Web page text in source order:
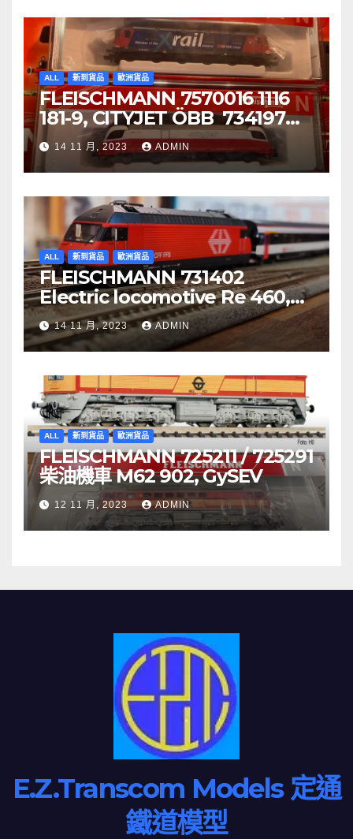
ALL 新到貨品 歐洲貨品
FLEISCHMANN 7570016 1116
181-9, CITYJET ÖBB 734197
Re 620 088-5, SBB Cargo
14 11 月, 2023 ADMIN
ALL 新到貨品 歐洲貨品
FLEISCHMANN 731402
Electric locomotive Re 460,
SBB
14 11 月, 2023 ADMIN
ALL 新到貨品 歐洲貨品
FLEISCHMANN 725211 / 725291
柴油機車 M62 902, GySEV
12 11 月, 2023 ADMIN
E.Z.Transcom Models 定通
鐵道模型